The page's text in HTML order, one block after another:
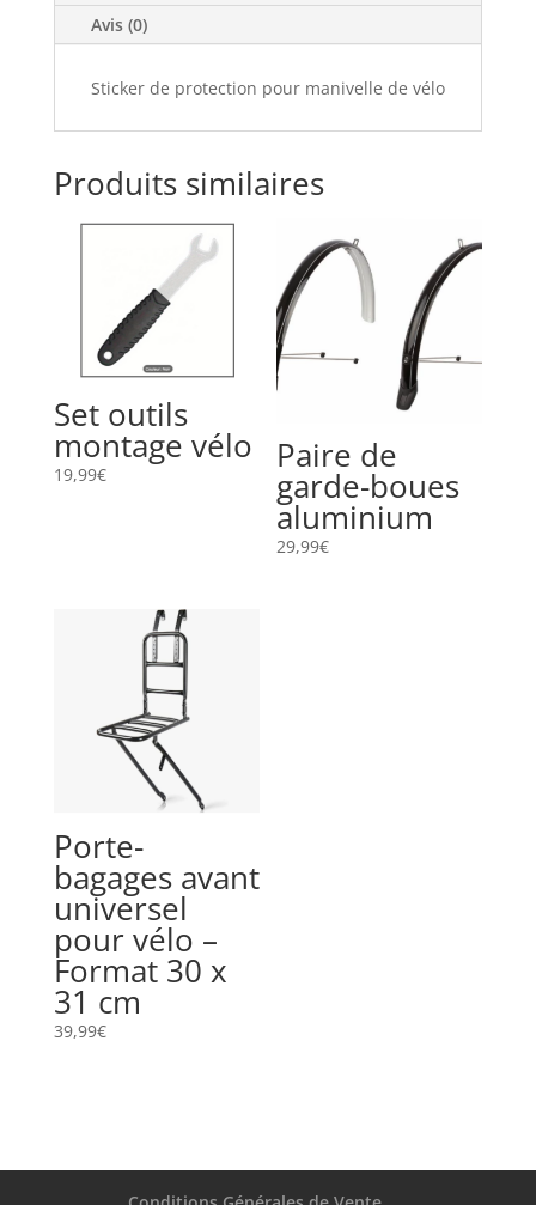
Avis (0)
Sticker de protection pour manivelle de vélo
Produits similaires
Set outils
montage vélo
19,99€ Paire de
garde-boues
aluminium
29,99€
Porte-
bagages avant
universel
pour vélo –
Format 30 x
31 cm
39,99€